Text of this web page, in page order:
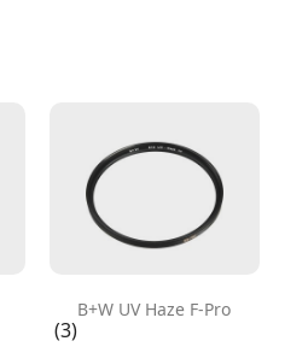
B+W UV Haze F-Pro
(3)